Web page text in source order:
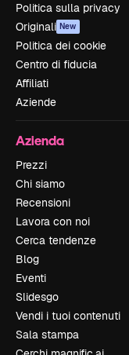
Politica sulla privacy
Originali New
Politica dei cookie
Centro di fiducia
Affiliati
Aziende
Azienda
Prezzi
Chi siamo
Recensioni
Lavora con noi
Cerca tendenze
Blog
Eventi
Slidesgo
Vendi i tuoi contenuti
Sala stampa